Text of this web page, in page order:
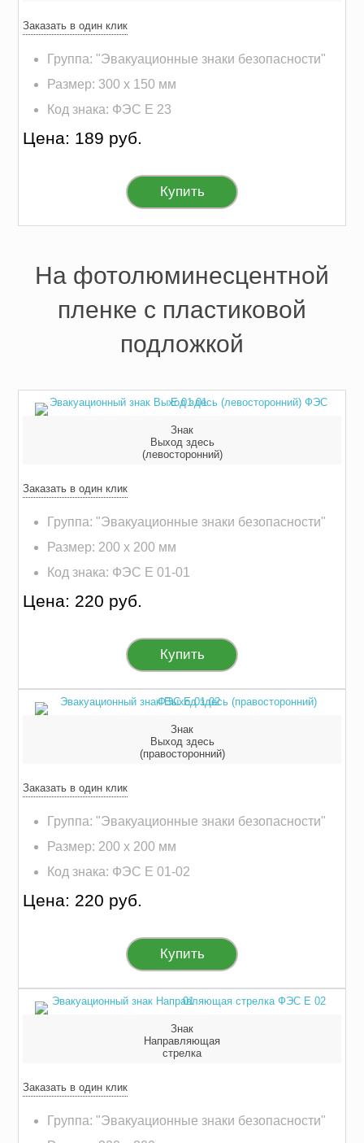
Заказать в один клик
Группа: "Эвакуационные знаки безопасности"
Размер: 300 х 150 мм
Код знака: ФЭС E 23
Цена: 189 руб.
Купить
На фотолюминесцентной
пленке с пластиковой
подложкой
Знак
Выход здесь
(левосторонний)
Заказать в один клик
Группа: "Эвакуационные знаки безопасности"
Размер: 200 х 200 мм
Код знака: ФЭС E 01-01
Цена: 220 руб.
Купить
Знак
Выход здесь
(правосторонний)
Заказать в один клик
Группа: "Эвакуационные знаки безопасности"
Размер: 200 х 200 мм
Код знака: ФЭС E 01-02
Цена: 220 руб.
Купить
Знак
Направляющая
стрелка
Заказать в один клик
Группа: "Эвакуационные знаки безопасности"